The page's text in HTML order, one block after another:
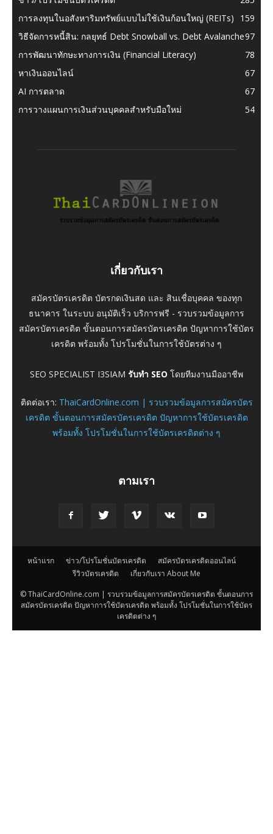
การลงทุนในอสังหาริมทรัพย์แบบไม่ใช้เงินก้อนใหญ่ (REITs)
159
วิธีจัดการหนี้สิน: กลยุทธ์ Debt Snowball vs. Debt Avalanche97
การพัฒนาทักษะทางการเงิน (Financial Literacy)
78
หาเงินออนไลน์
67
AI การตลาด
67
การวางแผนการเงินส่วนบุคคลสำหรับมือใหม่
54
เกี่ยวกับเรา
สมัครบัตรเครดิต บัตรกดเงินสด และ สินเชื่อบุคคล ของทุก
ธนาคาร ในระบบ อนุมัติเร็ว บริการฟรี - รวบรวมข้อมูลการ
สมัครบัตรเครดิต ขั้นตอนการสมัครบัตรเครดิต ปัญหาการใช้บัตร
เครดิต พร้อมทั้ง โปรโมชั่นในการใช้บัตรต่าง ๆ
SEO SPECIALIST I3SIAM รับทำ SEO โดยทีมงานมืออาชีพ
ติดต่อเรา: ThaiCardOnline.com | รวบรวมข้อมูลการสมัครบัตร
เครดิต ขั้นตอนการสมัครบัตรเครดิต ปัญหาการใช้บัตรเครดิต
พร้อมทั้ง โปรโมชั่นในการใช้บัตรเครดิตต่าง ๆ
ตามเรา
หน้าแรก ข่าว/โปรโมชั่นบัตรเครดิต
สมัครบัตรเครดิตออนไลน์
รีวิวบัตรเครดิต
เกี่ยวกับเรา About Me
© ThaiCardOnline.com | รวบรวมข้อมูลการสมัครบัตรเครดิต ขั้นตอนการ
สมัครบัตรเครดิต ปัญหาการใช้บัตรเครดิต พร้อมทั้ง โปรโมชั่นในการใช้บัตร
เครดิตต่าง ๆ